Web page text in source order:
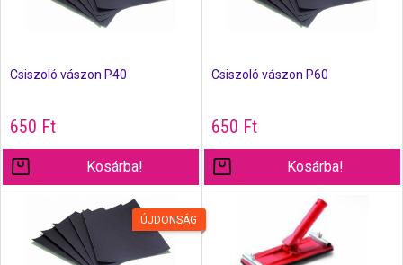
Csiszoló vászon P40
650 Ft
Kosárba!
Csiszoló vászon P60
650 Ft
Kosárba!
ÚJDONSÁG